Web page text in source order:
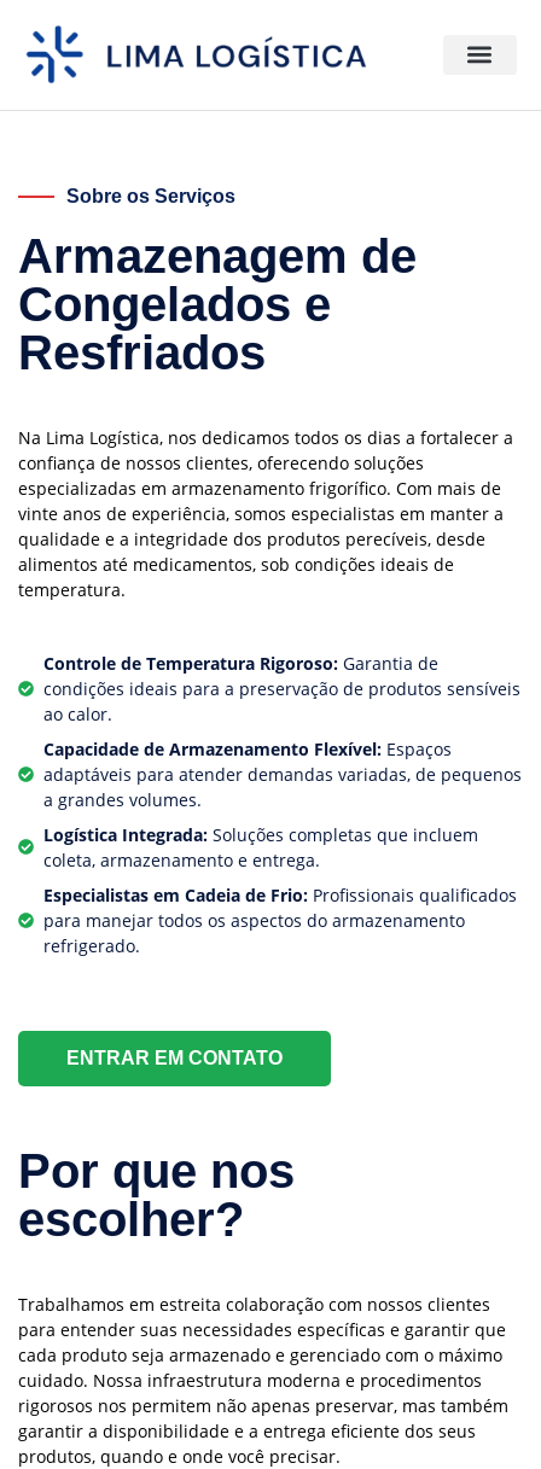
Sobre os Serviços
Armazenagem de
Congelados e
Resfriados
Na Lima Logística, nos dedicamos todos os dias a fortalecer a
confiança de nossos clientes, oferecendo soluções
especializadas em armazenamento frigorífico. Com mais de
vinte anos de experiência, somos especialistas em manter a
qualidade e a integridade dos produtos perecíveis, desde
alimentos até medicamentos, sob condições ideais de
temperatura.
Controle de Temperatura Rigoroso:Garantia de
condições ideais para a preservação de produtos sensíveis
ao calor.
Capacidade de Armazenamento Flexível: Espaços
adaptáveis para atender demandas variadas, de pequenos
a grandes volumes.
Logística Integrada: Soluções completas que incluem
coleta, armazenamento e entrega.
Especialistas em Cadeia de Frio: Profissionais qualificados
para manejar todos os aspectos do armazenamento
refrigerado.
ENTRAR EM CONTATO
Por que nos
escolher?
Trabalhamos em estreita colaboração com nossos clientes
para entender suas necessidades específicas e garantir que
cada produto seja armazenado e gerenciado com o máximo
cuidado. Nossa infraestrutura moderna e procedimentos
rigorosos nos permitem não apenas preservar, mas também
garantir a disponibilidade e a entrega eficiente dos seus
produtos, quando e onde você precisar.